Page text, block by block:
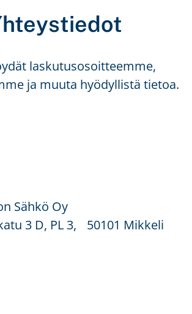
laskutusosoitteemme,
ja muuta hyödyllistä tietoa.
Sähkö Oy
3 D, PL 3, 50101 Mikkeli